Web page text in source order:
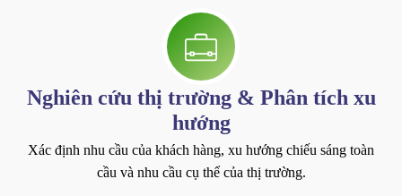
Nghiên cứu thị trường & Phân tích xu
hướng
Xác định nhu cầu của khách hàng, xu hướng chiếu sáng toàn
cầu và nhu cầu cụ thể của thị trường.